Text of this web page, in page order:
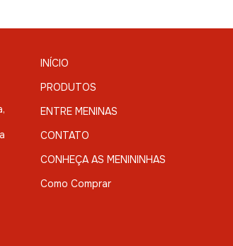
INÍCIO
PRODUTOS
ENTRE MENINAS
CONTATO
CONHEÇA AS MENININHAS
Como Comprar